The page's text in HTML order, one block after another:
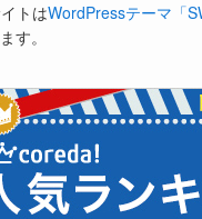
トはWordPressテーマ「
す。